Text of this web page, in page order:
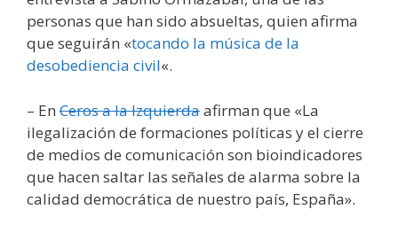
personas que han sido absueltas, quien afirma
que seguirán «tocando la música de la
desobediencia civil«.
– En Ceros a la Izquierdaafirman que «La
ilegalización de formaciones políticas y el cierre
de medios de comunicación son bioindicadores
que hacen saltar las señales de alarma sobre la
calidad democrática de nuestro país, España».